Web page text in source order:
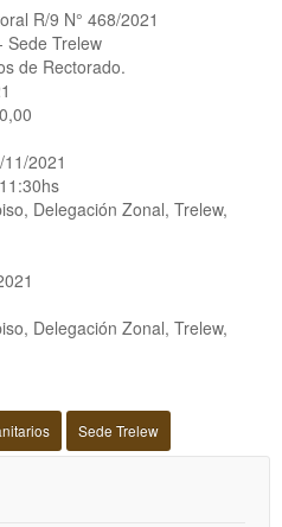
R/9 N° 468/2021
Sede Trelew
de Rectorado.
2021
Delegación Zonal, Trelew,
Delegación Zonal, Trelew,
Sede Trelew